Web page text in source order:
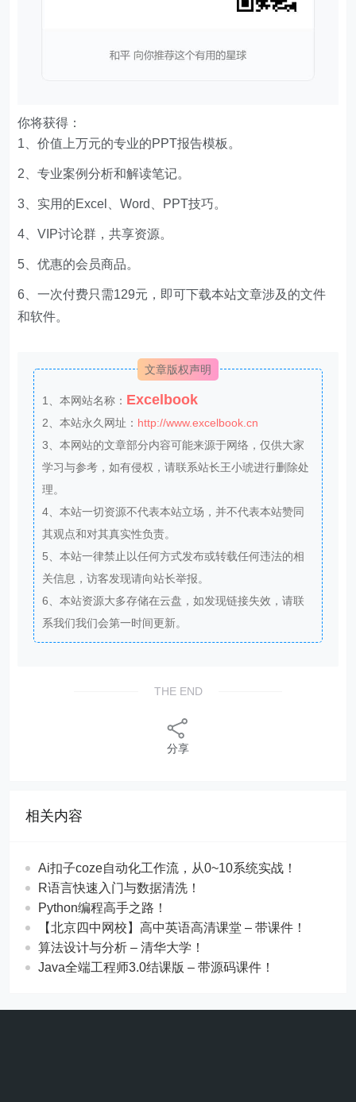
你将获得：
1、价值上万元的专业的PPT报告模板。
2、专业案例分析和解读笔记。
3、实用的Excel、Word、PPT技巧。
4、VIP讨论群，共享资源。
5、优惠的会员商品。
6、一次付费只需129元，即可下载本站文章涉及的文件
和软件。
文章版权声明
1、本网站名称： Excelbook
2、本站永久网址： http://www.excelbook.cn
3、本网站的文章部分内容可能来源于网络，仅供大家
学习与参考，如有侵权，请联系站长王小琥进行删除处
理。
4、本站一切资源不代表本站立场，并不代表本站赞同
其观点和对其真实性负责。
5、本站一律禁止以任何方式发布或转载任何违法的相
关信息，访客发现请向站长举报。
6、本站资源大多存储在云盘，如发现链接失效，请联
系我们我们会第一时间更新。
THE END
分享
相关内容
Ai扣子coze自动化工作流，从0~10系统实战！
R语言快速入门与数据清洗！
Python编程高手之路！
【北京四中网校】高中英语高清课堂 – 带课件！
算法设计与分析 – 清华大学！
Java全端工程师3.0结课版 – 带源码课件！